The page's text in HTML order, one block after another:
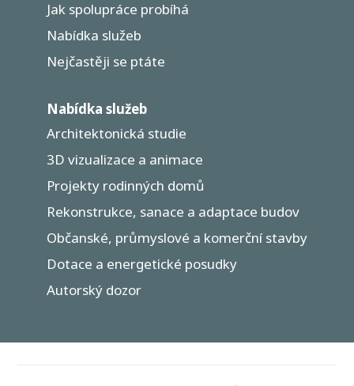
Jak spolupráce probíhá
Nabídka služeb
Nejčastěji se ptáte
Nabídka služeb
Architektonická studie
3D vizualizace a animace
Projekty rodinných domů
Rekonstrukce, sanace a adaptace budov
Občanské, průmyslové a komerční stavby
Dotace a energetické posudky
Autorský dozor